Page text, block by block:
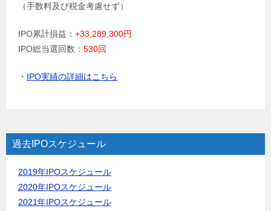
（手数料及び税金考慮せず）
IPO累計損益： +33,289,300円
IPO総当選回数： 530回
・ IPO実績の詳細はこちら
過去IPOスケジュール
2019年IPOスケジュール
2020年IPOスケジュール
2021年IPOスケジュール